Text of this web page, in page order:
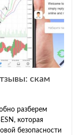
скам
разберем
которая
безопасности